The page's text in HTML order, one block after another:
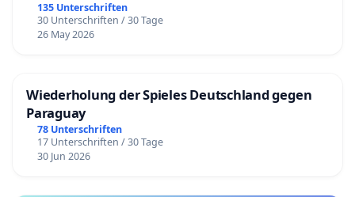
135 Unterschriften
30 Unterschriften / 30 Tage
26 May 2026
Wiederholung der Spieles Deutschland gegen
Paraguay
78 Unterschriften
17 Unterschriften / 30 Tage
30 Jun 2026